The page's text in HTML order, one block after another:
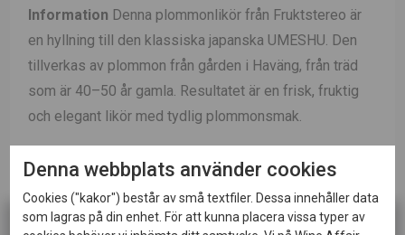
Information Denna plommonlikör från Fruktstereo är
en hyllning till den klassiska japanska UMESHU. Den
tillverkas av plommon från gården i Haväng, från träd
som är 40–50 år gamla. Resultatet är en frisk, fruktig
och elegant likör med tydlig plommonsmak.
Karaktär
Fruktig, frisk och balanserad med inslag av
färska plommon, lätt bittermandel och en rund, elegant
sötma.
Denna webbplats använder cookies
Cookies ("kakor") består av små textfiler. Dessa innehåller data
som lagras på din enhet. För att kunna placera vissa typer av